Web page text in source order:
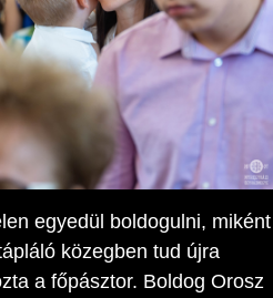
egyedül boldogulni, miként
közegben tud újra
a főpásztor. Boldog Orosz